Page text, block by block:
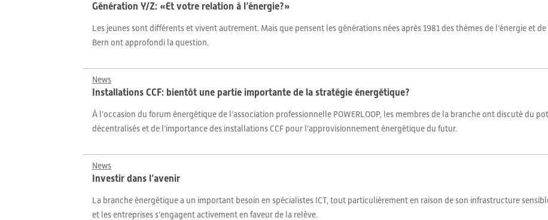
Génération Y/Z: «Et votre relation à l’énergie?»
Les jeunes sont différents et vivent autrement. Mais que pensent les générations nées après 1981 des thèmes de l’énergie et de
Bern ont approfondi la question.
News
Installations CCF: bientôt une partie importante de la stratégie énergétique?
À l’occasion du forum énergétique de l’association professionnelle POWERLOOP, les membres de la branche ont discuté du
décentralisés et de l’importance des installations CCF pour l’approvisionnement énergétique du futur.
News
Investir dans l’avenir
La branche énergétique a un important besoin en spécialistes ICT, tout particulièrement en raison de son infrastructure
et les entreprises s’engagent activement en faveur de la relève.